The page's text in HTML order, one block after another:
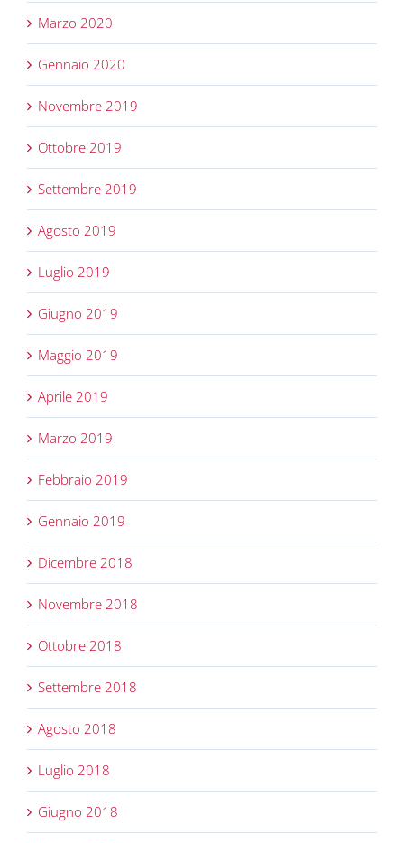
Marzo 2020
Gennaio 2020
Novembre 2019
Ottobre 2019
Settembre 2019
Agosto 2019
Luglio 2019
Giugno 2019
Maggio 2019
Aprile 2019
Marzo 2019
Febbraio 2019
Gennaio 2019
Dicembre 2018
Novembre 2018
Ottobre 2018
Settembre 2018
Agosto 2018
Luglio 2018
Giugno 2018